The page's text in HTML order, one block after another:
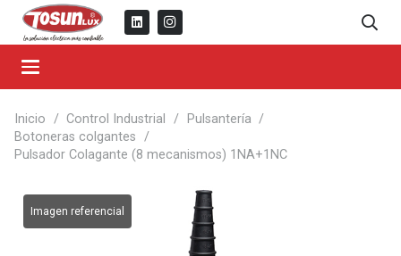
Inicio / Control Industrial / Pulsantería /
Botoneras colgantes /
Pulsador Colagante (8 mecanismos) 1NA+1NC